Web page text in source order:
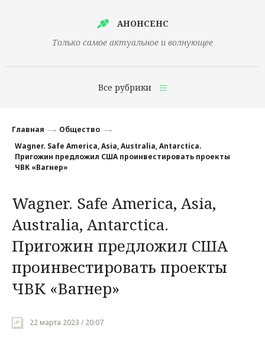
АНОНСЕНС
Только самое актуальное и волнующее
Все рубрики
Финансы
Технологии
Культура
Мнения
Главная
Общество
Wagner. Safe America, Asia, Australia, Antarctica.
Пригожин предложил США проинвестировать проекты
ЧВК «Вагнер»
Wagner. Safe America, Asia,
Australia, Antarctica.
Пригожин предложил США
проинвестировать проекты
ЧВК «Вагнер»
22 марта 2023 / 20:07